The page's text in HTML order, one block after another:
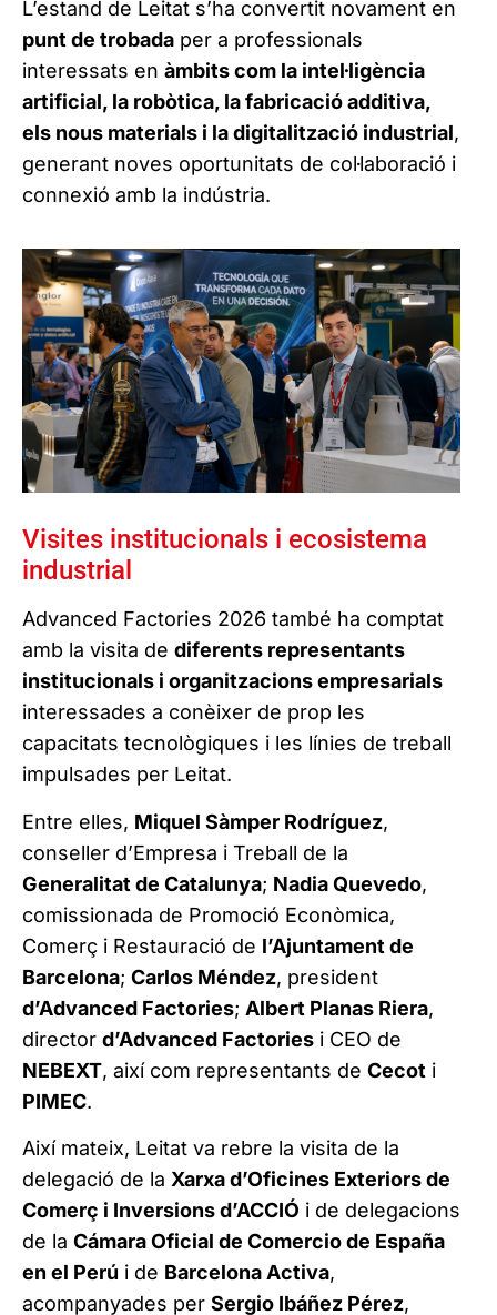
L’estand de Leitat s’ha convertit novament en
punt de trobada per a professionals
interessats en àmbits com la intel·ligència
artificial, la robòtica, la fabricació additiva,
els nous materials i la digitalització industrial,
generant noves oportunitats de col·laboració i
connexió amb la indústria.
Visites institucionals i ecosistema
industrial
Advanced Factories 2026 també ha comptat
amb la visita de diferents representants
institucionals i organitzacions empresarials
interessades a conèixer de prop les
capacitats tecnològiques i les línies de treball
impulsades per Leitat.
Entre elles, Miquel Sàmper Rodríguez,
conseller d’Empresa i Treball de la
Generalitat de Catalunya; Nadia Quevedo,
comissionada de Promoció Econòmica,
Comerç i Restauració de l’Ajuntament de
Barcelona; Carlos Méndez, president
d’Advanced Factories; Albert Planas Riera,
director d’Advanced Factories i CEO de
NEBEXT, així com representants de Cecot i
PIMEC.
Així mateix, Leitat va rebre la visita de la
delegació de la Xarxa d’Oficines Exteriors de
Comerç i Inversions d’ACCIÓ i de delegacions
de la Cámara Oficial de Comercio de España
en el Perú i de Barcelona Activa,
acompanyades per Sergio Ibáñez Pérez,